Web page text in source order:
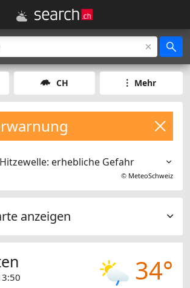
CH Mehr
erhebliche Gefahr
© MeteoSchweiz
anzeigen
34°